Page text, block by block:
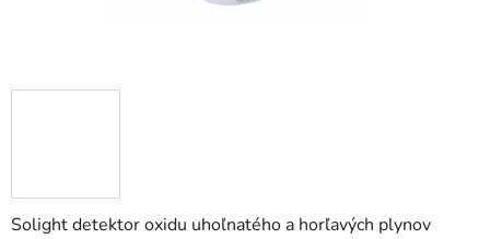
Solight detektor oxidu uhoľnatého a horľavých plynov